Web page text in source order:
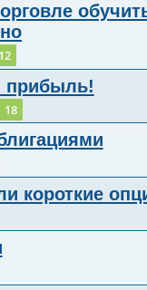
12
прибыль!
18
короткие